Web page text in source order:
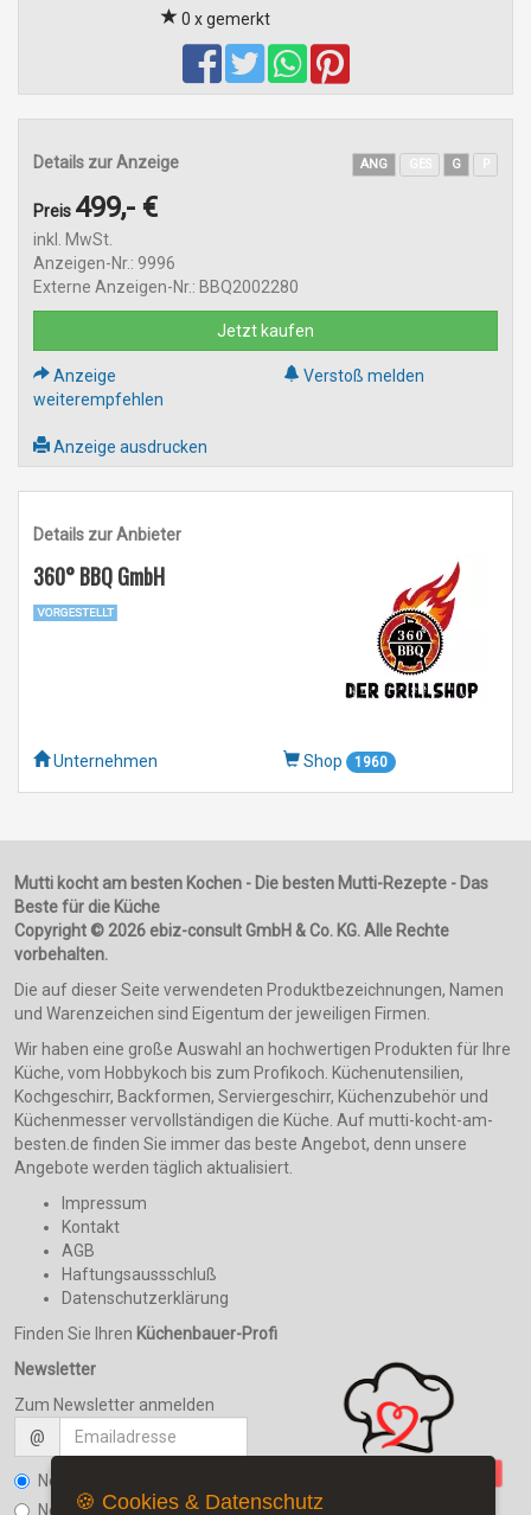
0 x gemerkt
Details zur Anzeige ANG G
Preis 499,- €
inkl. MwSt.
Anzeigen-Nr.: 9996
Externe Anzeigen-Nr.: BBQ2002280
Jetzt kaufen
Anzeige
weiterempfehlen
Verstoß melden
Anzeige ausdrucken
Details zur Anbieter
360° BBQ GmbH
Unternehmen Shop 1960
Mutti kocht am besten Kochen - Die besten Mutti-Rezepte - Das
Beste für die Küche
Copyright © 2026 ebiz-consult GmbH & Co. KG. Alle Rechte
vorbehalten.
Die auf dieser Seite verwendeten Produktbezeichnungen, Namen
und Warenzeichen sind Eigentum der jeweiligen Firmen.
Wir haben eine große Auswahl an hochwertigen Produkten für Ihre
Küche, vom Hobbykoch bis zum Profikoch. Küchenutensilien,
Kochgeschirr, Backformen, Serviergeschirr, Küchenzubehör und
Küchenmesser vervollständigen die Küche. Auf mutti-kocht-am-
besten.de finden Sie immer das beste Angebot, denn unsere
Angebote werden täglich aktualisiert.
Impressum
Kontakt
AGB
Haftungsaussschluß
Datenschutzerklärung
Finden Sie Ihren Küchenbauer-Profi
Newsletter
Zum Newsletter anmelden
@
Newsletter bestellen
Newsletter kündigen
🍪 Cookies & Datenschutz